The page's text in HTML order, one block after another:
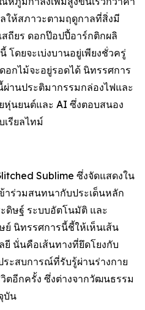
ให้สภาวะตามฤดูกาลที่สิ่งมี
ถียร ดอกป๊อปปี้อาร์กติกผลิ
ดยจะเบ่งบานอยู่เพียงชั่วครู่
กไม้จะอยู่รอดได้ นิทรรศการ
านประติมากรรมกล่องไฟและ
หุ่นยนต์และ AI ซึ่งตอบสนอง
รียลไทม์
Sublime ซึ่งจัดแสดงใน
าร่วมสนทนากับประเด็นหลัก
ดิษฐ์ ระบบอัตโนมัติ และ
นิทรรศการนี้ชี้ให้เห็นเส้น
นั่นคือเส้นทางที่ยึดโยงกับ
ระสบการณ์ที่รับรู้ผ่านร่างกาย
ตอีกครั้ง ซึ่งต่างจากวัฒนธรรม
บัน